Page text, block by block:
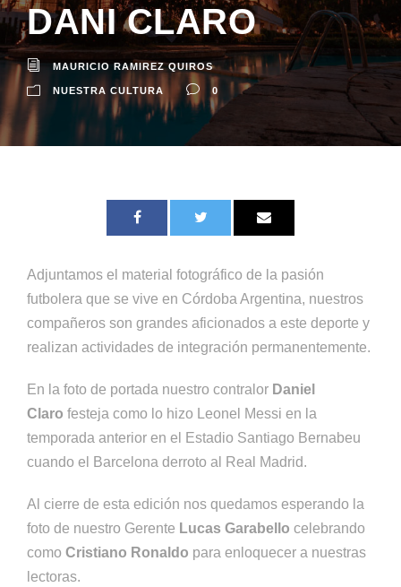
DANI CLARO
MAURICIO RAMIREZ QUIROS
NUESTRA CULTURA 0
Adjuntamos el material fotográfico de la pasión
futbolera que se vive en Córdoba Argentina, nuestros
compañeros son grandes aficionados a este deporte y
realizan actividades de integración permanentemente.
En la foto de portada nuestro contralor Daniel
Claro festeja como lo hizo Leonel Messi en la
temporada anterior en el Estadio Santiago Bernabeu
cuando el Barcelona derroto al Real Madrid.
Al cierre de esta edición nos quedamos esperando la
foto de nuestro Gerente Lucas Garabello celebrando
como Cristiano Ronaldo para enloquecer a nuestras
lectoras.